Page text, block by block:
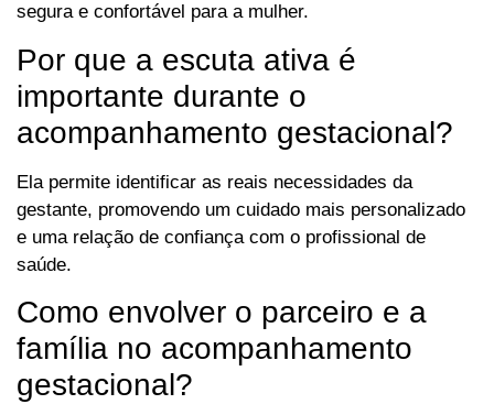
segura e confortável para a mulher.
Por que a escuta ativa é
importante durante o
acompanhamento gestacional?
Ela permite identificar as reais necessidades da
gestante, promovendo um cuidado mais personalizado
e uma relação de confiança com o profissional de
saúde.
Como envolver o parceiro e a
família no acompanhamento
gestacional?